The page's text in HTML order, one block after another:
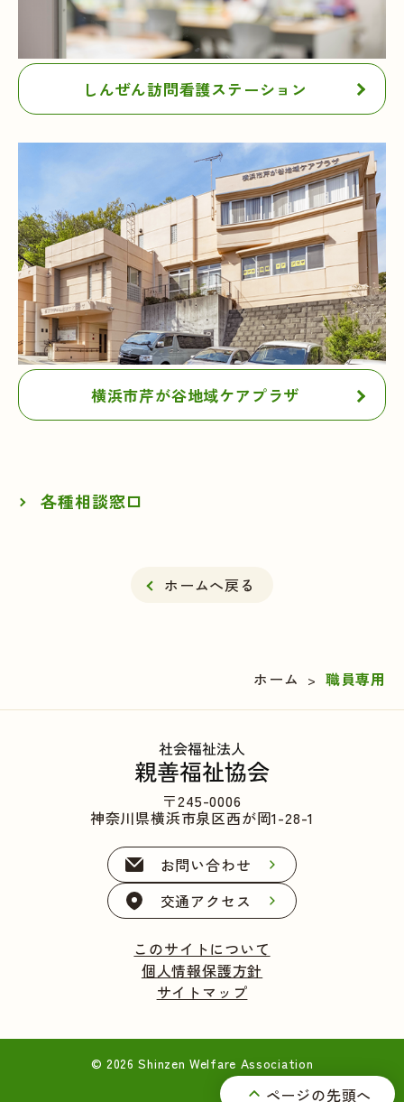
しんぜん訪問看護ステーション
横浜市芹が谷地域ケアプラザ
各種相談窓口
ホームへ戻る
ホーム > 職員専用
〒245-0006
神奈川県横浜市泉区西が岡1-28-1
お問い合わせ
交通アクセス
このサイトについて
個人情報保護方針
サイトマップ
© 2026 Shinzen Welfare Association
ページの先頭へ